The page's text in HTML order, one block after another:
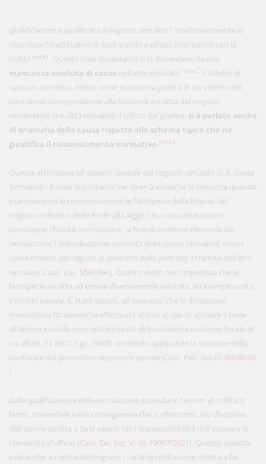
giuridicamente qualificato il negozio simulato? Tradizionalmente si
riconduce l'inettitudine di esso a sortire effetti inter partes con la
nullità nota1
. Questo vizio invalidante si fa discendere da una
mancanza assoluta di causa nell'atto simulato nota2
. Il difetto di
causa in concreto, inteso come mancanza pratica di un intento dei
contraenti corrispondente alla funzione astratta del negozio,
renderebbe la nullità rilevabile d'ufficio dal giudice: si è parlato anche
di anomalia della causa rispetto allo schema tipico che ne
giustifica il riconoscimento normativo nota3
Questa attenzione all'aspetto causale del negozio simulato (c.d.
causa
simulandi ) è assai importante: ne diverrà evidente la rilevanza quando
esamineremo le connessioni con le fattispecie della fiducia, del
negozio indiretto, della frode alla legge. Una cosa deve essere
comunque chiarita: non occorre, al fine di conferire rilevanza alla
simulazione, l'individuazione concreta della causa simulandi, intesa
come intento perseguito in concreto dalle parti per il tramite dell'atto
simulato (Cass. Civ., 5541/94 ). Quanto detto non impedisce che la
fattispecie sia atta ad essere diversamente valutata, ad esempio sotto
il profilo penale. E' stato deciso, ad esempio, che la donazione
immobiliare fittiziamente effettuata al solo scopo di sottarre il bene
all'azione erariale, concretizzi il reato di fraudolenta evasione fiscale di
cui all'art. 11 del D. Lgs. 74/00, rendendo applicabile la sanzione della
confisca e del preventivo sequestro penale (Cass. Pen. Sez.III 36838/09
).
Dalla qualificazione della simulazione assoluta in termini di nullità si
fanno discendere varie conseguenze che si riferiscono alla disciplina
dell'azione diretta a farla valere: tali l'imprescrittibilità dell'azione e la
rilevabilità d'ufficio (Cass. Civ. Sez. VI-III, 19097/2021 ). Questo aspetto
vale anche a contraddistinguere i caratteri dell'azione diretta a far